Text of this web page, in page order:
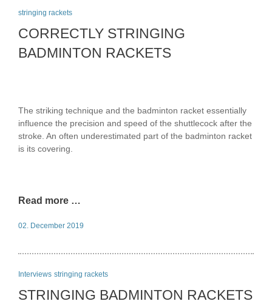
stringing rackets
CORRECTLY STRINGING
BADMINTON RACKETS
The striking technique and the badminton racket essentially
influence the precision and speed of the shuttlecock after the
stroke. An often underestimated part of the badminton racket
is its covering.
Read more …
02. December 2019
Interviews stringing rackets
STRINGING BADMINTON RACKETS